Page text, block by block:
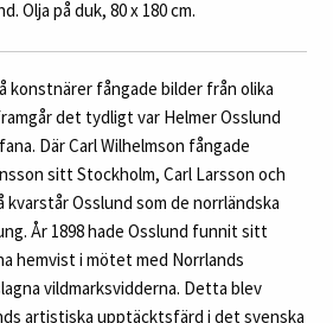
Olja på duk, 80 x 180 cm.
konstnärer fångade bilder från olika
det tydligt var Helmer Osslund
Där Carl Wilhelmson fångade
sitt Stockholm, Carl Larsson och
kvarstår Osslund som de norrländska
År 1898 hade Osslund funnit sitt
hemvist i mötet med Norrlands
vildmarksvidderna. Detta blev
artistiska upptäcktsfärd i det svenska